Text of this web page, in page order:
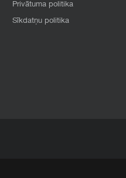
Privātuma politika
Sīkdatņu politika